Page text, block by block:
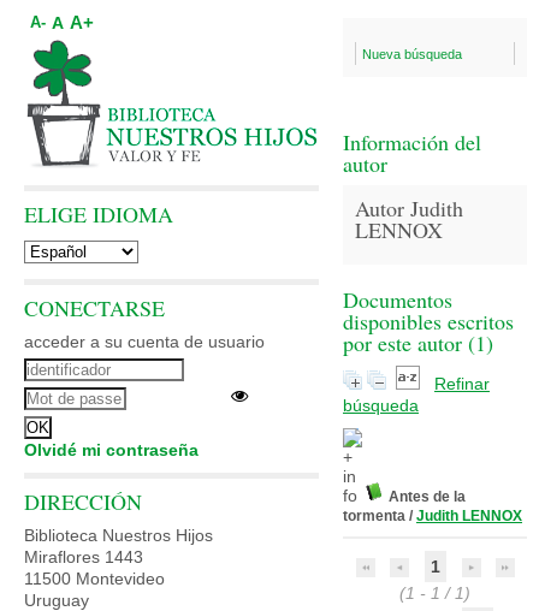
Nueva búsqueda
Información del
autor
Autor Judith
LENNOX
Documentos
disponibles escritos
por este autor (1)
Refinar
búsqueda
Antes de la
tormenta / Judith LENNOX
1
(1 - 1 / 1)
A- A A+
ELIGE IDIOMA
CONECTARSE
acceder a su cuenta de usuario
Olvidé mi contraseña
DIRECCIÓN
Biblioteca Nuestros Hijos
Miraflores 1443
11500 Montevideo
Uruguay